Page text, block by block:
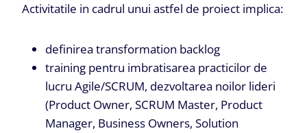
Activitatile in cadrul unui astfel de proiect implica:
definirea transformation backlog
training pentru imbratisarea practicilor de
lucru Agile/SCRUM, dezvoltarea noilor lideri
(Product Owner, SCRUM Master, Product
Manager, Business Owners, Solution